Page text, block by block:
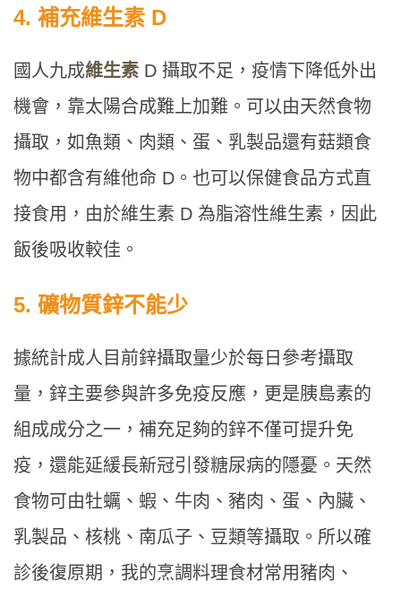
4. 補充維生素 D
國人九成維生素 D 攝取不足，疫情下降低外出
機會，靠太陽合成難上加難。可以由天然食物
攝取，如魚類、肉類、蛋、乳製品還有菇類食
物中都含有維他命 D。也可以保健食品方式直
接食用，由於維生素 D 為脂溶性維生素，因此
飯後吸收較佳。
5. 礦物質鋅不能少
據統計成人目前鋅攝取量少於每日參考攝取
量，鋅主要參與許多免疫反應，更是胰島素的
組成成分之一，補充足夠的鋅不僅可提升免
疫，還能延緩長新冠引發糖尿病的隱憂。天然
食物可由牡蠣、蝦、牛肉、豬肉、蛋、內臟、
乳製品、核桃、南瓜子、豆類等攝取。所以確
診後復原期，我的烹調料理食材常用豬肉、